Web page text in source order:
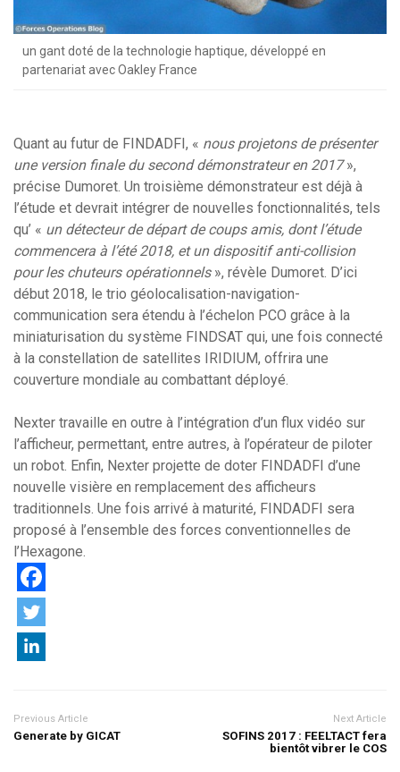
un gant doté de la technologie haptique, développé en
partenariat avec Oakley France
Quant au futur de FINDADFI, « nous projetons de présenter
une version finale du second démonstrateur en 2017»,
précise Dumoret. Un troisième démonstrateur est déjà à
l’étude et devrait intégrer de nouvelles fonctionnalités, tels
qu’ « un détecteur de départ de coups amis, dont l’étude
commencera à l’été 2018, et un dispositif anti-collision
pour les chuteurs opérationnels», révèle Dumoret. D’ici
début 2018, le trio géolocalisation-navigation-
communication sera étendu à l’échelon PCO grâce à la
miniaturisation du système FINDSAT qui, une fois connecté
à la constellation de satellites IRIDIUM, offrira une
couverture mondiale au combattant déployé.
Nexter travaille en outre à l’intégration d’un flux vidéo sur
l’afficheur, permettant, entre autres, à l’opérateur de piloter
un robot. Enfin, Nexter projette de doter FINDADFI d’une
nouvelle visière en remplacement des afficheurs
traditionnels. Une fois arrivé à maturité, FINDADFI sera
proposé à l’ensemble des forces conventionnelles de
l’Hexagone.
Previous Article
Generate by GICAT
Next Article
SOFINS 2017 : FEELTACT fera
bientôt vibrer le COS